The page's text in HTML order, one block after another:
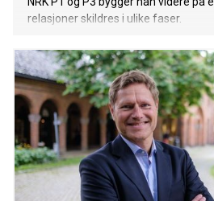
relasjoner skildres i ulike faser.